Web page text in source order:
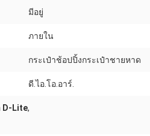
มีอยู่
ภายใน
กระเป๋าช้อปปิ้งกระเป๋าชายหาด
ดี.ไอ.โอ.อาร์.
D-Lite,